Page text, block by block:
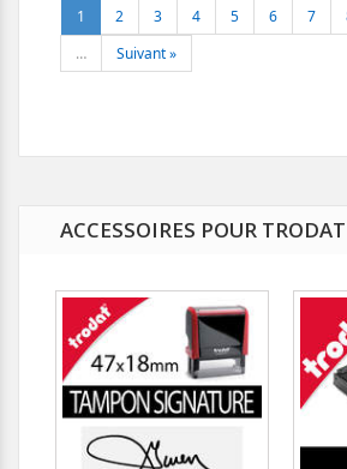
1 2 3 4 5 6 7
…
Suivant »
ACCESSOIRES POUR